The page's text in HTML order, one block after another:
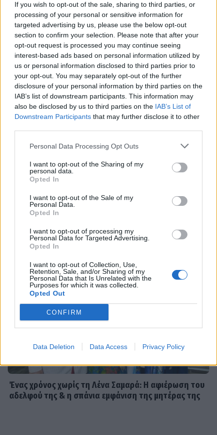
If you wish to opt-out of the sale, sharing to third parties, or
processing of your personal or sensitive information for
targeted advertising by us, please use the below opt-out
section to confirm your selection. Please note that after your
opt-out request is processed you may continue seeing
interest-based ads based on personal information utilized by
us or personal information disclosed to third parties prior to
your opt-out. You may separately opt-out of the further
disclosure of your personal information by third parties on the
IAB’s list of downstream participants. This information may
also be disclosed by us to third parties on the IAB’s List of
Downstream Participants that may further disclose it to other
Personal Data Processing Opt Outs
I want to opt-out of the Sharing of my
personal data.
Opted In
I want to opt-out of the Sale of my
Personal Data.
Opted In
I want to opt-out of processing my
Personal Data for Targeted Advertising.
Opted In
I want to opt-out of Collection, Use,
Retention, Sale, and/or Sharing of my
Personal Data that Is Unrelated with the
Purposes for which it was collected.
Opted Out
CONFIRM
Data Deletion Data Access Privacy Policy
MEDIA
Σταματίνα Τσιμτσιλή: «Πρέπει να
αφουγκράζεσαι τι θέλουν και τι
ψάχνουν οι τηλεθεατές»
MEDIA
Αντώνιος και Κλεοπάτρα: Αυτοτελή
επεισόδια και guest εμφανίσεις!
Ποιους θα δούμε στα πρώτα
επεισόδια
HOLLYWOOD
Hailey Bieber: Τέλος το Pilates – Η
νέα προπόνηση για τέλειους
γλουτούς
Dolce Vita στο Κάπρι: Η Αμαλία
Κωστοπούλου ποζάρει πάνω σε
σκάφος με αέρινο look!
Φόνοι στο Καμπαναριό: Μένη
Κωνσταντινίδου, Λυδία Τζανουδάκη
SHOWBIZ
της Καλομοίρας με την οικογένειά
της
Οι παικταράδες που δεν έγιναν ποτέ οι θρύλοι που
περιμέναμε
Ένας χρόνος χωρίς τη Λένα Σαμαρά: Η αφιέρωση του
αδελφού της & η σπάνια εμφάνιση της μητέρας της